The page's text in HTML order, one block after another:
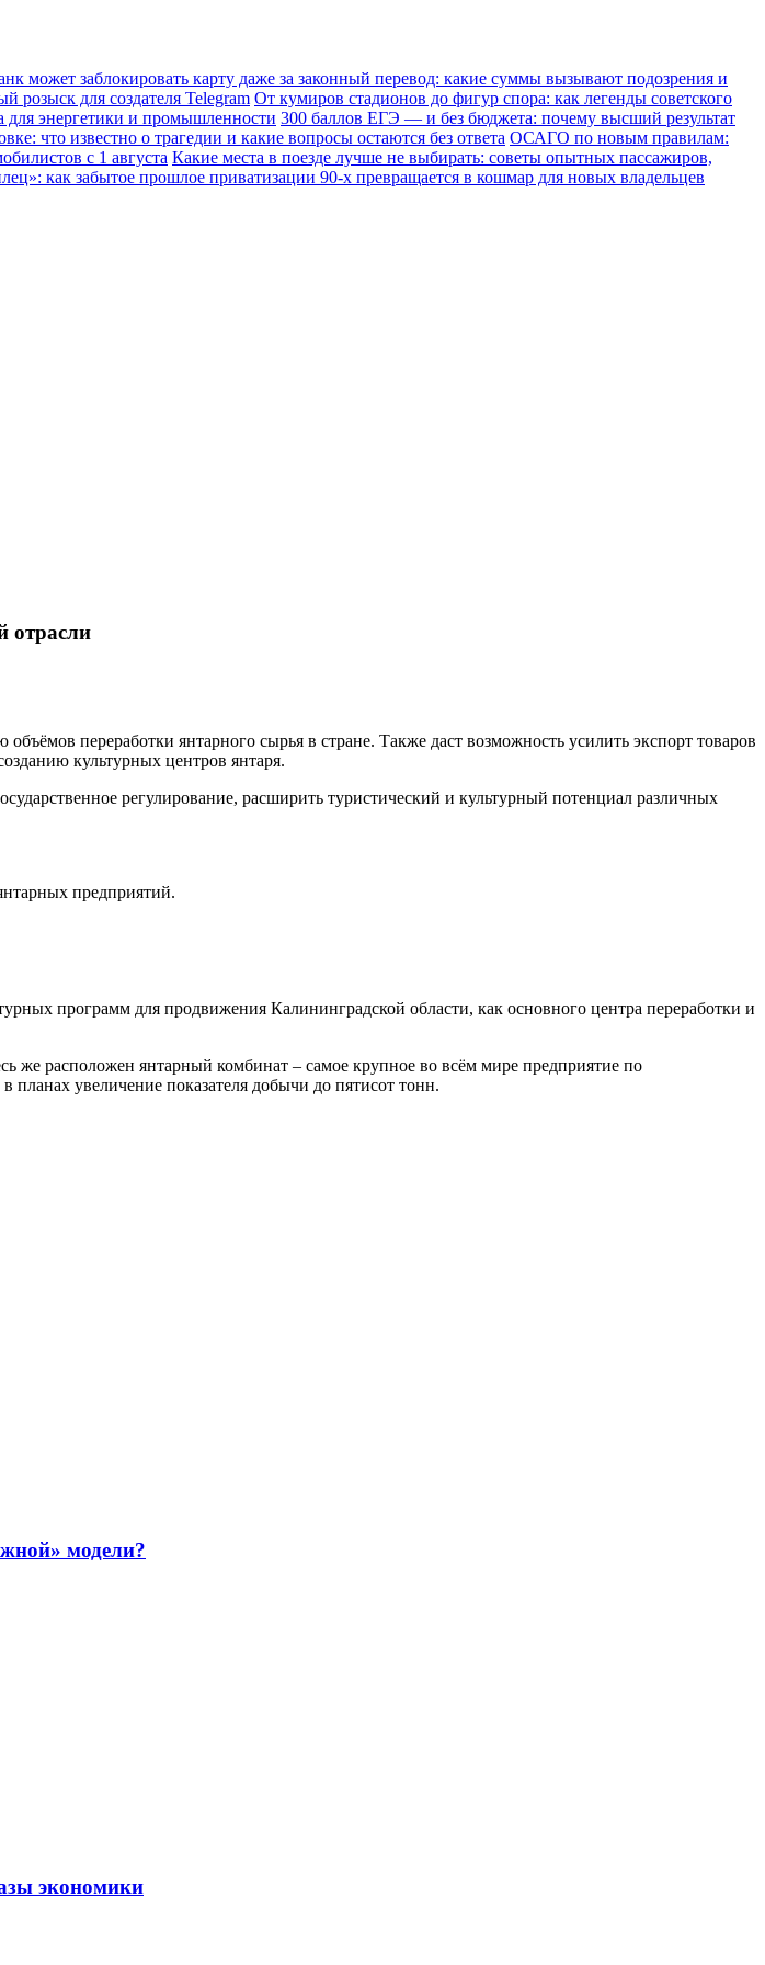
может заблокировать карту даже за законный перевод: какие суммы вызывают подозрения и
розыск для создателя Telegram От кумиров стадионов до фигур спора: как легенды советского
для энергетики и промышленности 300 баллов ЕГЭ — и без бюджета: почему высший результат
что известно о трагедии и какие вопросы остаются без ответа ОСАГО по новым правилам:
с 1 августа Какие места в поезде лучше не выбирать: советы опытных пассажиров,
как забытое прошлое приватизации 90-х превращается в кошмар для новых владельцев
отрасли
переработки янтарного сырья в стране. Также даст возможность усилить экспорт товаров
культурных центров янтаря.
регулирование, расширить туристический и культурный потенциал различных
предприятий.
программ для продвижения Калининградской области, как основного центра переработки и
же расположен янтарный комбинат – самое крупное во всём мире предприятие по
планах увеличение показателя добычи до пятисот тонн.
модели?
экономики